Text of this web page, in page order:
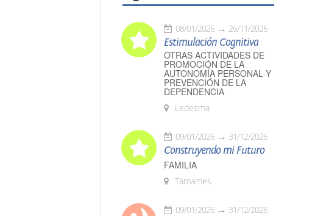
08/01/2026 26/11/2026
Estimulación Cognitiva
OTRAS ACTIVIDADES DE
PROMOCIÓN DE LA
AUTONOMÍA PERSONAL Y
PREVENCIÓN DE LA
DEPENDENCIA
Ledesma
09/01/2026 31/12/2026
Construyendo mi Futuro
FAMILIA
Tamames
09/01/2026 31/12/2026